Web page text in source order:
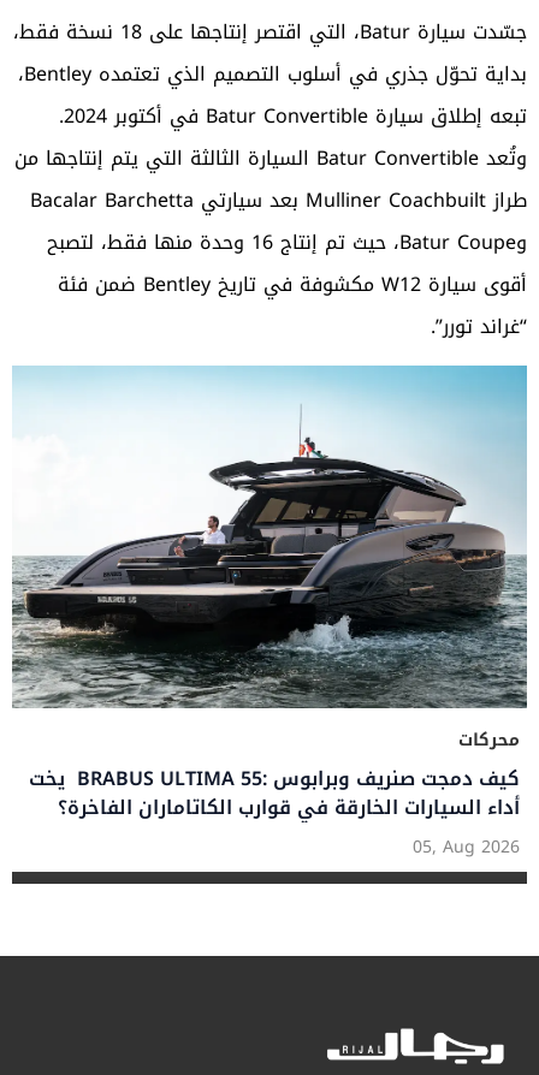
جسّدت سيارة Batur، التي اقتصر إنتاجها على 18 نسخة فقط،
بداية تحوّل جذري في أسلوب التصميم الذي تعتمده Bentley،
تبعه إطلاق سيارة Batur Convertible في أكتوبر 2024.
وتُعد Batur Convertible السيارة الثالثة التي يتم إنتاجها من
وBatur Coupe، حيث تم إنتاج 16 وحدة منها فقط، لتصبح
أقوى سيارة W12 مكشوفة في تاريخ Bentley ضمن فئة
“غراند تورر”.
محركات
يخت BRABUS ULTIMA 55: كيف دمجت صنريف وبرابوس
أداء السيارات الخارقة في قوارب الكاتاماران الفاخرة؟
05, Aug 2026